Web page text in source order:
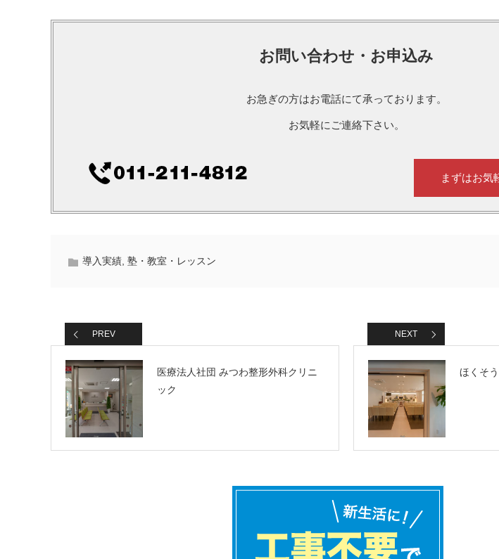
お問い合わせ・お申込み
お急ぎの方はお電話にて承っております。
お気軽にご連絡下さい。
まずはお気
導入実績 塾・教室・レッスン
PREV
医療法人社団 みつわ整形外科クリニ
ック
NEXT
ほくそ